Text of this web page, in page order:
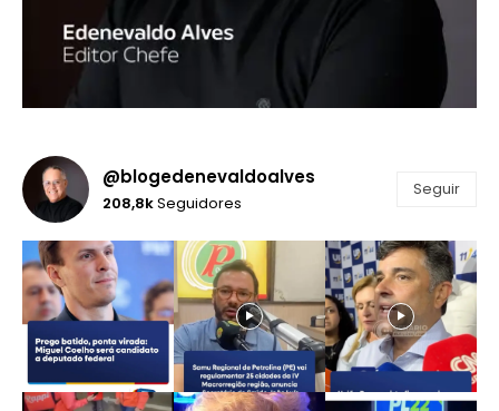
@blogedenevaldoalves
208,8kSeguidores
Seguir